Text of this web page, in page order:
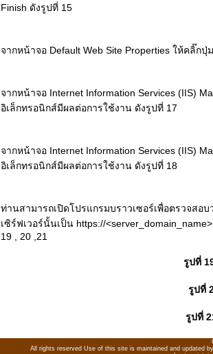
Finish ดังรูปที่ 15
จากหน้าจอ Default Web Site Properties ให้คลิ๊ก
จากหน้าจอ Internet Information Services (IIS)
อิเล็กทรอนิกส์มีผลต่อการใช้งาน ดังรูปที่ 17
จากหน้าจอ Internet Information Services (IIS)
อิเล็กทรอนิกส์มีผลต่อการใช้งาน ดังรูปที่ 18
ท่านสามารถเปิดโปรแกรมบราวเซอร์เพื่อตรวจสอ
เซิร์ฟเวอร์นั้นเป็น https://
19 , 20 ,21
รูปที่
รูปที่
รูปที่
All rights reserved Use of this site is maintained and updated